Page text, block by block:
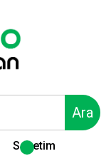
Ara
Sepetim